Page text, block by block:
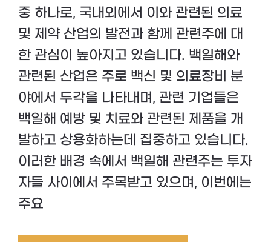
중 하나로, 국내외에서 이와 관련된 의료
및 제약 산업의 발전과 함께 관련주에 대
한 관심이 높아지고 있습니다. 백일해와
관련된 산업은 주로 백신 및 의료장비 분
야에서 두각을 나타내며, 관련 기업들은
백일해 예방 및 치료와 관련된 제품을 개
발하고 상용화하는데 집중하고 있습니다.
이러한 배경 속에서 백일해 관련주는 투자
자들 사이에서 주목받고 있으며, 이번에는
주요